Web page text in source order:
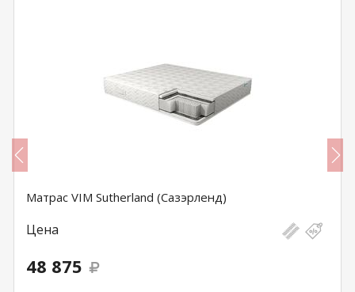
Матрас VIM Sutherland (Сазэрленд)
Цена
48 875